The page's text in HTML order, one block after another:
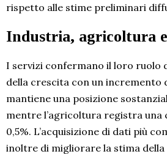
rispetto alle stime preliminari
Industria, agricoltura
I servizi confermano il loro ruolo
della crescita con un incremento
mantiene una posizione
mentre l’agricoltura registra una
0,5%. L’acquisizione di dati più
inoltre di migliorare la stima